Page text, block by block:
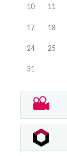
10 11
17 18
24 25
31